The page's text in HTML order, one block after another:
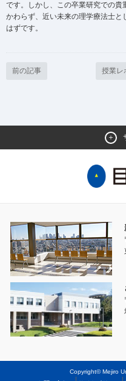
です。しかし、この卒業研究での
かわらず、近い未来の理学療法士
はずです。
前の記事 授業レ
Copyright© Mejiro